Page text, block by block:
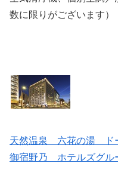
数に限りがございます）
天然温泉 六花の湯 ド
御宿野乃 ホテルズグル